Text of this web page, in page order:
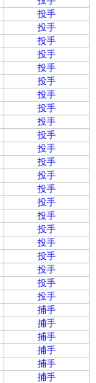
投手
投手
投手
投手
投手
投手
投手
投手
投手
投手
投手
投手
投手
投手
投手
投手
投手
投手
投手
投手
投手
投手
捕手
捕手
捕手
捕手
捕手
捕手